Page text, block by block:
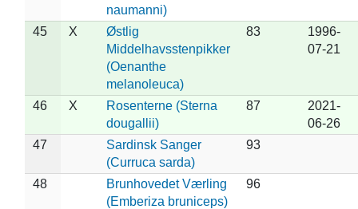
naumanni)
45 X
Østlig
Middelhavsstenpikker
(Oenanthe
melanoleuca)
83
1996-
07-21
46 X
Rosenterne (Sterna
dougallii)
87
2021-
06-26
47
Sardinsk Sanger
(Curruca sarda)
93
48
Brunhovedet Værling
(Emberiza bruniceps)
96